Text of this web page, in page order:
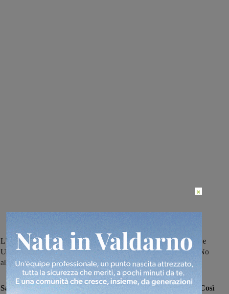
L’astensione dal lavoro proclamata da Filcams Cgil, Fisascat Cisl e
UilTucs Toscana, come già era avvenuto a Pasqua e Pasquetta. “No
alle aperture commerciali per le festività”
Sarà ancora sciopero nel mondo del commercio, il 25 aprile. Così
×